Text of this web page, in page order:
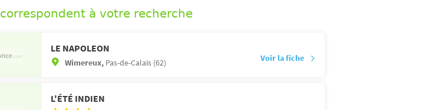
correspondent à votre recherche
LE NAPOLEON
Wimereux, Pas-de-Calais (62) Voir la fiche
L'ÉTÉ INDIEN